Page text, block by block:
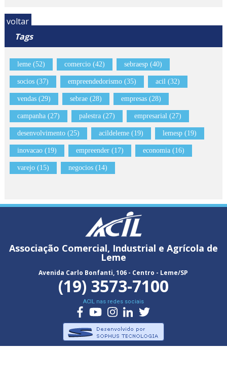
voltar
Tags
leme (52) comercio (42) sebraesp (40)
socios (37) empreendedorismo (35) acil (32)
vendas (29) sebrae (28) empresas (28)
campanha (27) palestra (27) empresarial (27)
desenvolvimento (25) acildeleme (19) lemesp (19)
inovacao (19) empreender (17) economia (16)
varejo (15) negocios (14)
Associação Comercial, Industrial e Agrícola de
Leme
Avenida Carlo Bonfanti, 106 - Centro - Leme/SP
(19) 3573-7100
ACIL nas redes sociais